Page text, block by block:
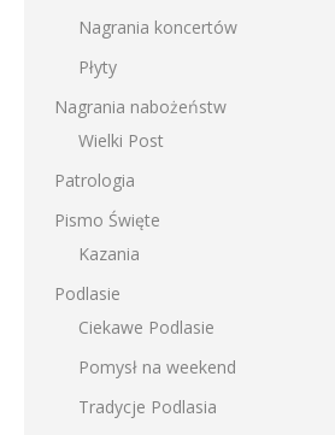
Nagrania koncertów
Płyty
Nagrania nabożeństw
Wielki Post
Patrologia
Pismo Święte
Kazania
Podlasie
Ciekawe Podlasie
Pomysł na weekend
Tradycje Podlasia